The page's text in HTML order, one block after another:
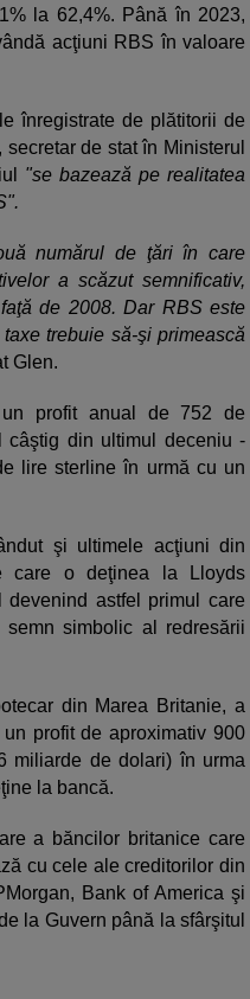
la 62,4%. Până în 2023,
acţiuni RBS în valoare
înregistrate de plătitorii de
de stat în Ministerul
"se bazează pe realitatea
numărul de ţări în care
a scăzut semnificativ,
de 2008. Dar RBS este
trebuie să-şi primească
Glen.
un profit anual de 752 de
din ultimul deceniu -
lire sterline în urmă cu un
şi ultimele acţiuni din
care o deţinea la Lloyds
devenind astfel primul care
simbolic al redresării
din Marea Britanie, a
profit de aproximativ 900
miliarde de dolari) în urma
la bancă.
a băncilor britanice care
cu cele ale creditorilor din
Bank of America şi
la Guvern până la sfârşitul